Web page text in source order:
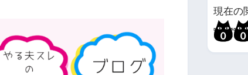
現在の